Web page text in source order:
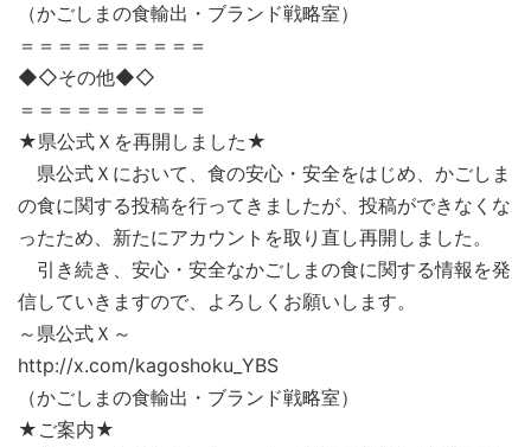
（かごしまの食輸出・ブランド戦略室）
＝＝＝＝＝＝＝＝＝＝
◆◇その他◆◇
＝＝＝＝＝＝＝＝＝＝
★県公式Ｘを再開しました★
県公式Ｘにおいて、食の安心・安全をはじめ、かごしま
の食に関する投稿を行ってきましたが、投稿ができなくな
ったため、新たにアカウントを取り直し再開しました。
引き続き、安心・安全なかごしまの食に関する情報を発
信していきますので、よろしくお願いします。
～県公式Ｘ～
http://x.com/kagoshoku_YBS
（かごしまの食輸出・ブランド戦略室）
★ご案内★